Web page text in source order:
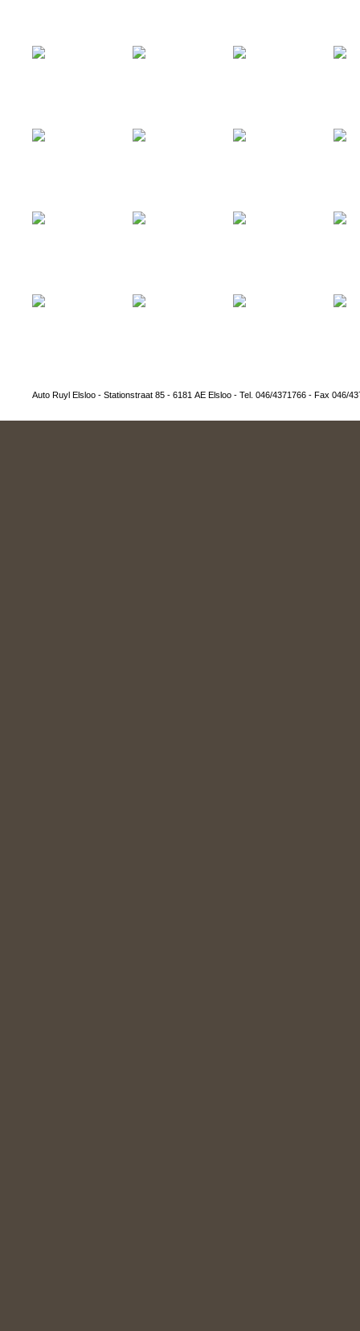
Auto Ruyl Elsloo - Stationstraat 85 - 6181 AE Elsloo - Tel. 046/4371766 - Fax 046/